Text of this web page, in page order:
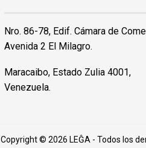
Nro. 86-78, Edif. Cámara de
Avenida 2 El Milagro.
Maracaibo, Estado Zulia 4001,
Venezuela.
Copyright © 2026 LEĜA - Todos los